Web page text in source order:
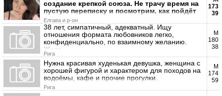
создание крепкой союза. Не трачу время на
пустую переписку и посмотрим, как пойдёт
Елгава и р-он
173
39
38 лет, симпатичный, адекватный. Ищу
отношения формата любовников легко,
конфиденциально, по взаимному желанию.
Жела
Рига
М
180
38
Нужна красивая худенькая девушка, женщина с
хорошей фигурой и характером для походов на
водоёмы, кафе и прочие прогулки.
Рига
М
174
59